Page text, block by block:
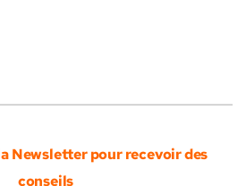
Newsletter pour recevoir des
conseils